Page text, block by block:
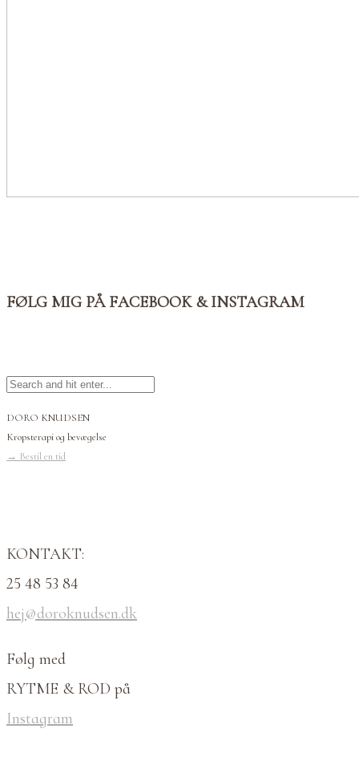
FØLG MIG PÅ FACEBOOK & INSTAGRAM
DORO KNUDSEN
Kropsterapi og bevægelse
→ Bestil en tid
KONTAKT:
25 48 53 84
hej@doroknudsen.dk
Følg med
RYTME & ROD på
Instagram